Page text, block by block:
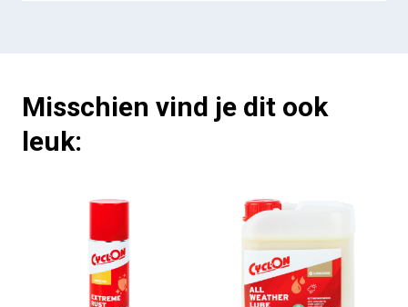
Misschien vind je dit ook
leuk: